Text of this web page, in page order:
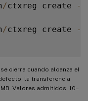
/ctxreg create -
/ctxreg create -
se cierra cuando alcanza el
la transferencia
Valores admitidos: 10–